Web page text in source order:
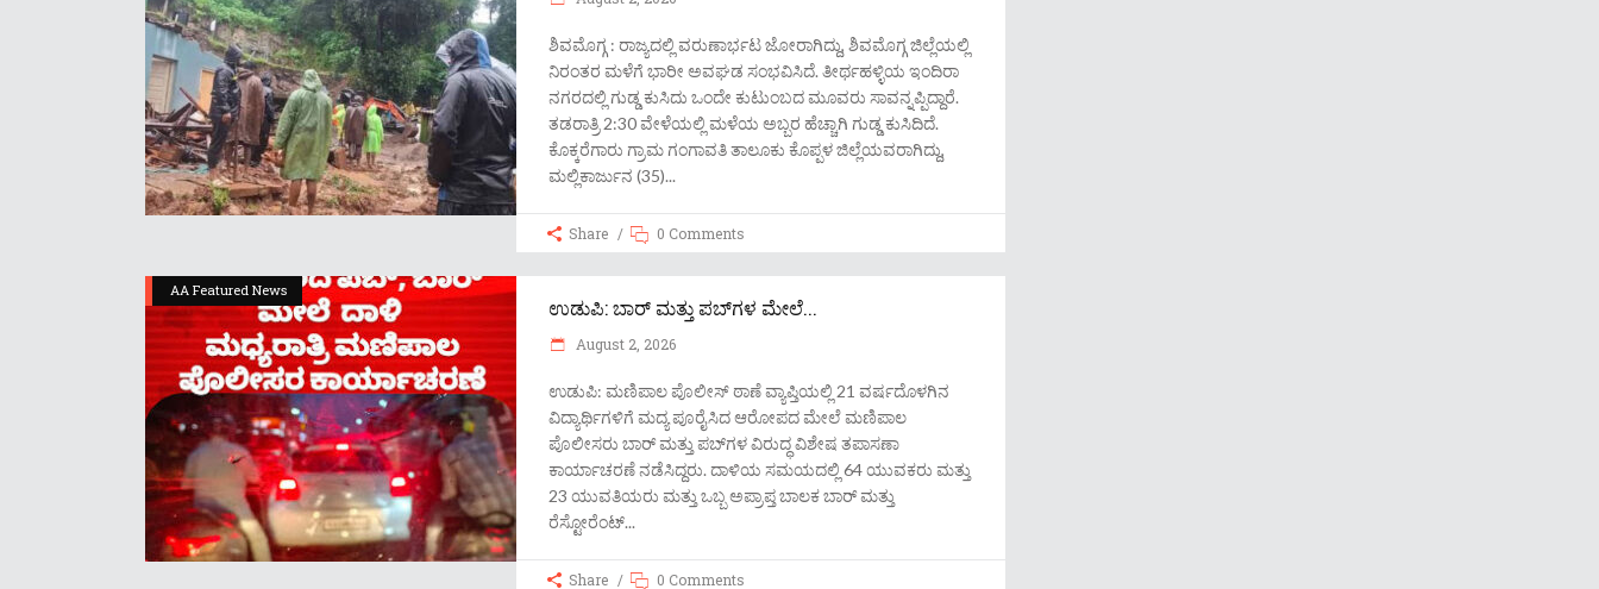
ಶಿವಮೊಗ್ಗ : ರಾಜ್ಯದಲ್ಲಿ ವರುಣಾರ್ಭಟ ಜೋರಾಗಿದ್ದು, ಶಿವಮೊಗ್ಗ ಜಿಲ್ಲೆಯಲ್ಲಿ
ನಿರಂತರ ಮಳೆಗೆ ಭಾರೀ ಅವಘಡ ಸಂಭವಿಸಿದೆ. ತೀರ್ಥಹಳ್ಳಿಯ ಇಂದಿರಾ
ನಗರದಲ್ಲಿ ಗುಡ್ಡ ಕುಸಿದು ಒಂದೇ ಕುಟುಂಬದ ಮೂವರು ಸಾವನ್ನಪ್ಪಿದ್ದಾರೆ.
ತಡರಾತ್ರಿ 2:30 ವೇಳೆಯಲ್ಲಿ ಮಳೆಯ ಅಬ್ಬರ ಹೆಚ್ಚಾಗಿ ಗುಡ್ಡ ಕುಸಿದಿದೆ.
ಕೊಕ್ಕರೆಗಾರು ಗ್ರಾಮ ಗಂಗಾವತಿ ತಾಲೂಕು ಕೊಪ್ಪಳ ಜಿಲ್ಲೆಯವರಾಗಿದ್ದು,
ಮಲ್ಲಿಕಾರ್ಜುನ (35)
Share 0 Comments
AA Featured News
ಉಡುಪಿ: ಬಾರ್ ಮತ್ತು ಪಬ್‌ಗಳ ಮೇಲೆ...
August 2, 2026
ಉಡುಪಿ: ಮಣಿಪಾಲ ಪೊಲೀಸ್ ಠಾಣೆ ವ್ಯಾಪ್ತಿಯಲ್ಲಿ 21 ವರ್ಷದೊಳಗಿನ
ವಿದ್ಯಾರ್ಥಿಗಳಿಗೆ ಮದ್ಯ ಪೂರೈಸಿದ ಆರೋಪದ ಮೇಲೆ ಮಣಿಪಾಲ
ಪೊಲೀಸರು ಬಾರ್ ಮತ್ತು ಪಬ್‌ಗಳ ವಿರುದ್ಧ ವಿಶೇಷ ತಪಾಸಣಾ
ಕಾರ್ಯಾಚರಣೆ ನಡೆಸಿದ್ದರು. ದಾಳಿಯ ಸಮಯದಲ್ಲಿ 64 ಯುವಕರು ಮತ್ತು
23 ಯುವತಿಯರು ಮತ್ತು ಒಬ್ಬ ಅಪ್ರಾಪ್ತ ಬಾಲಕ ಬಾರ್ ಮತ್ತು
ರೆಸ್ಟೋರೆಂಟ್
Share 0 Comments